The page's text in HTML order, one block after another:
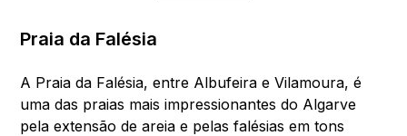
Praia da Falésia
A Praia da Falésia, entre Albufeira e Vilamoura, é
uma das praias mais impressionantes do Algarve
pela extensão de areia e pelas falésias em tons